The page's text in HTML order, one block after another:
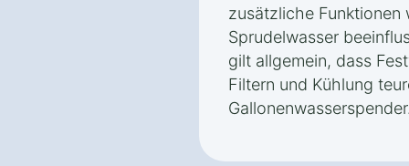
zusätzliche Funktionen
Sprudelwasser
gilt allgemein, dass
Filtern und Kühlung